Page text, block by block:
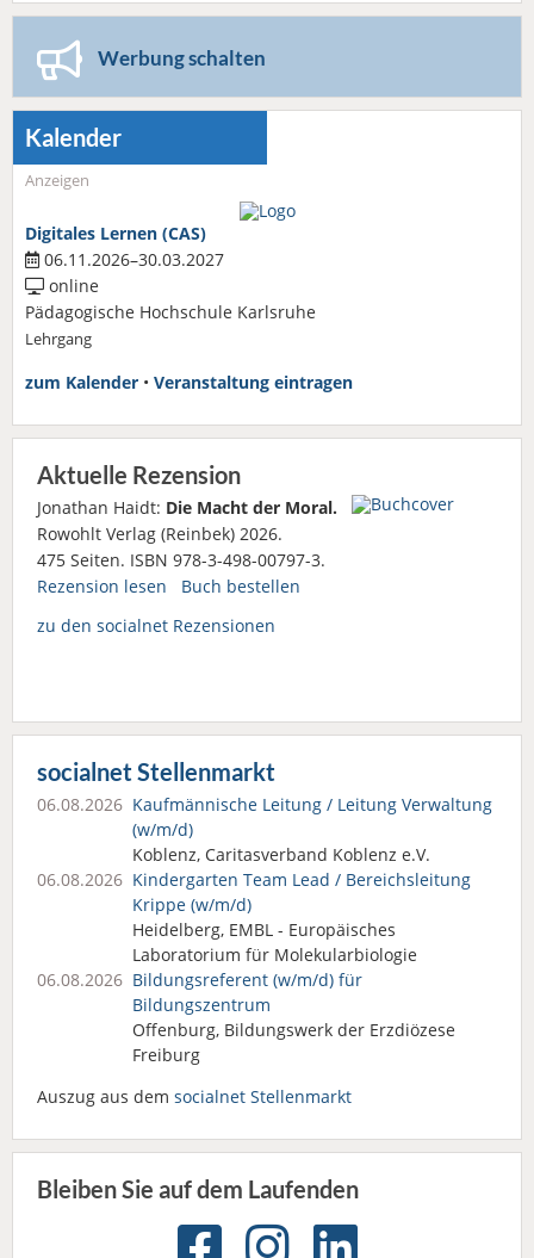
Werbung schalten
Kalender
Anzeigen
Digitales Lernen (CAS)
06.11.2026–30.03.2027
online
Pädagogische Hochschule Karlsruhe
Lehrgang
zum Kalender • Veranstaltung eintragen
Aktuelle Rezension
Jonathan Haidt: Die Macht der Moral.
Rowohlt Verlag (Reinbek) 2026.
475 Seiten. ISBN 978-3-498-00797-3.
Rezension lesen
Buch bestellen
zu den socialnet Rezensionen
socialnet Stellenmarkt
06.08.2026 Kaufmännische Leitung / Leitung Verwaltung
(w/m/d)
Koblenz, Caritasverband Koblenz e.V.
06.08.2026 Kindergarten Team Lead / Bereichsleitung
Krippe (w/m/d)
Heidelberg, EMBL - Europäisches
Laboratorium für Molekularbiologie
06.08.2026 Bildungsreferent (w/m/d) für
Bildungszentrum
Offenburg, Bildungswerk der Erzdiözese
Freiburg
Auszug aus dem socialnet Stellenmarkt
Bleiben Sie auf dem Laufenden